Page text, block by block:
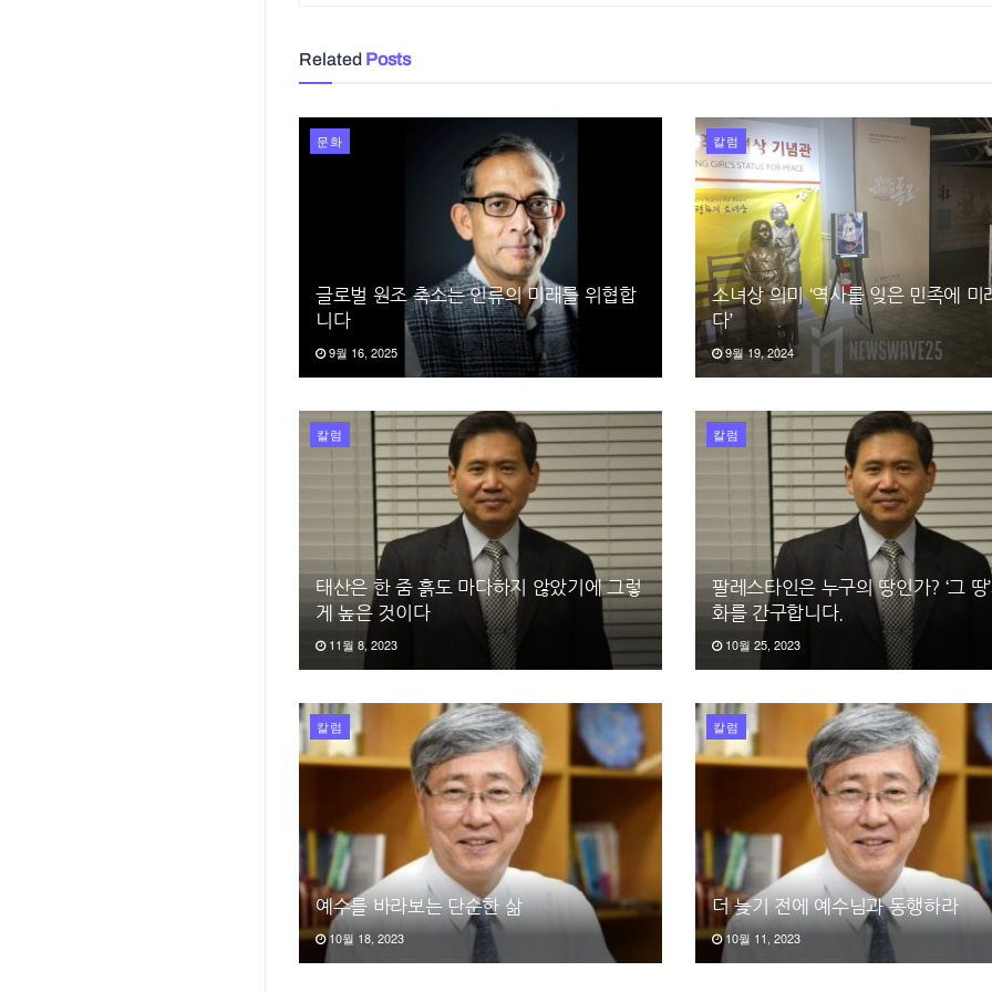
Related Posts
문화
글로벌 원조 축소는 인류의 미래를 위협합
니다
9월 16, 2025
칼럼
소녀상 의미 ‘역사를 잊은 민족에 미
다’
9월 19, 2024
칼럼
태산은 한 줌 흙도 마다하지 않았기에 그렇
게 높은 것이다
11월 8, 2023
칼럼
팔레스타인은 누구의 땅인가? ‘그 땅
화를 간구합니다.
10월 25, 2023
칼럼
예수를 바라보는 단순한 삶
10월 18, 2023
칼럼
더 늦기 전에 예수님과 동행하라
10월 11, 2023